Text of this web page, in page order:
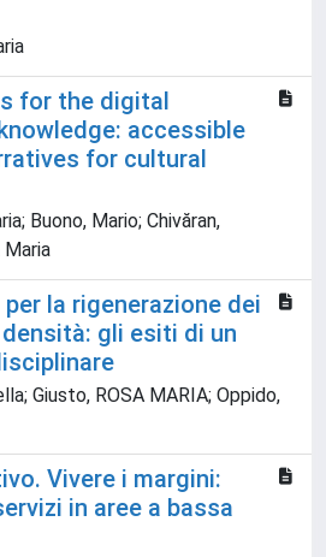
for the digital
accessible
for cultural
Buono, Mario; Chivăran,
Maria
la rigenerazione dei
gli esiti di un
Giusto, ROSA MARIA; Oppido,
Vivere i margini:
in aree a bassa